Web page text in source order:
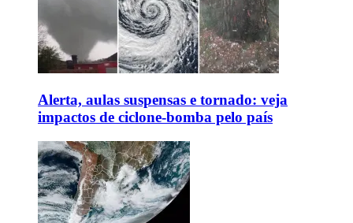
Alerta, aulas suspensas e tornado: veja
impactos de ciclone-bomba pelo país